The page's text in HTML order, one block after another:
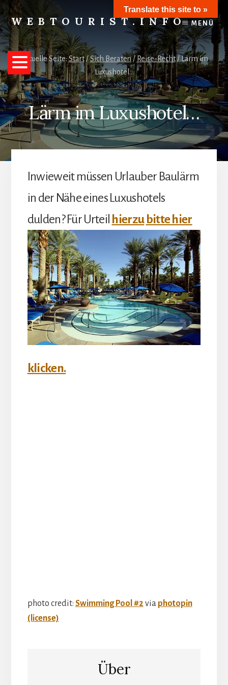
Skip
to
content
WEBTOURIST.INFO
Inspirationen
zum
Reisen
MENÜ
Aktuelle Seite:Start/Sich Beraten/ Reise-Recht /Lärm im
Luxushotel…
Lärm im Luxushotel…
Inwieweit müssen Urlauber Baulärm
in der Nähe eines Luxushotels
dulden?Für Urteil hierzu bitte hier
klicken.
photo credit: Swimming Pool #2 via photopin
(license)
Über
Translate this site to »